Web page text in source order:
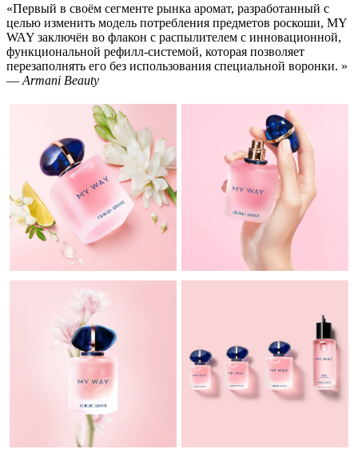
«Первый в своём сегменте рынка аромат, разработанный с
целью изменить модель потребления предметов роскоши, MY
WAY заключён во флакон с распылителем с инновационной,
функциональной рефилл-системой, которая позволяет
перезаполнять его без использования специальной воронки. »
— Armani Beauty